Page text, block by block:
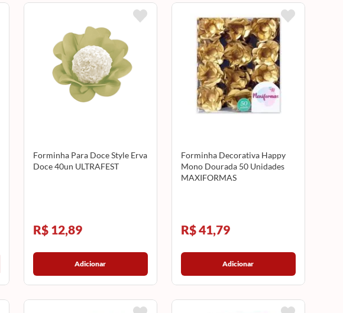
Forminha Para Doce Style Erva
Doce 40un ULTRAFEST
R$ 12,89
Adicionar
Forminha Decorativa Happy
Mono Dourada 50 Unidades
MAXIFORMAS
R$ 41,79
Adicionar